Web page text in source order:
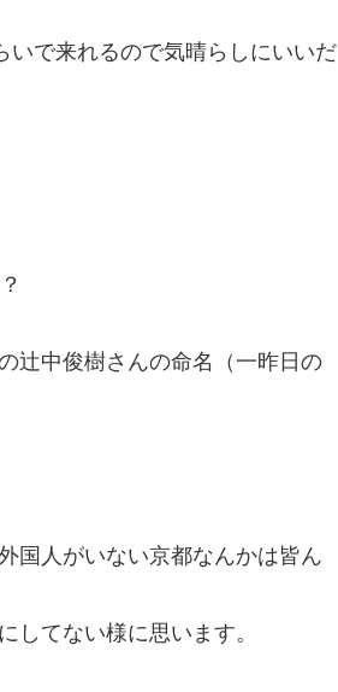
いで来れるので気晴らしにいいだ
辻中俊樹さんの命名（一昨日の
国人がいない京都なんかは皆ん
してない様に思います。